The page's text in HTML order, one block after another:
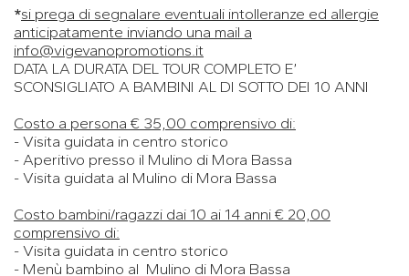
*si prega di segnalare eventuali intolleranze ed allergie
anticipatamente inviando una mail a
info@vigevanopromotions.it
DATA LA DURATA DEL TOUR COMPLETO E’
SCONSIGLIATO A BAMBINI AL DI SOTTO DEI 10 ANNI
Costo a persona € 35,00 comprensivo di:
- Visita guidata in centro storico
- Aperitivo presso il Mulino di Mora Bassa
- Visita guidata al Mulino di Mora Bassa
Costo bambini/ragazzi dai 10 ai 14 anni € 20,00
comprensivo di:
- Visita guidata in centro storico
- Menù bambino al Mulino di Mora Bassa